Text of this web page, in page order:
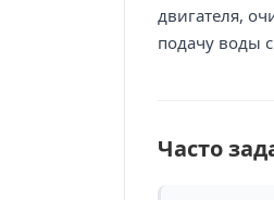
двигателя,
подачу воды
Часто